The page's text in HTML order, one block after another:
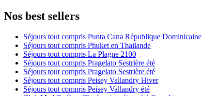
Nos best sellers
Séjours tout compris Punta Cana République Dominicaine
Séjours tout compris Phuket en Thailande
Séjours tout compris La Plagne 2100
Séjours tout compris Pragelato Sestrière été
Séjours tout compris Pragelato Sestrière été
Séjours tout compris Peisey Vallandry Hiver
Séjours tout compris Peisey Vallandry été